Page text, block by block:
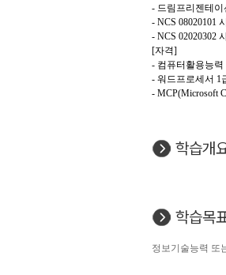
- 드림프리젠테이
- NCS 08020101
- NCS 02020302
[자격]
- 컴퓨터활용능력
- 워드프로세서 1
- MCP(Microsoft
학습개
학습목
정보기술능력 또